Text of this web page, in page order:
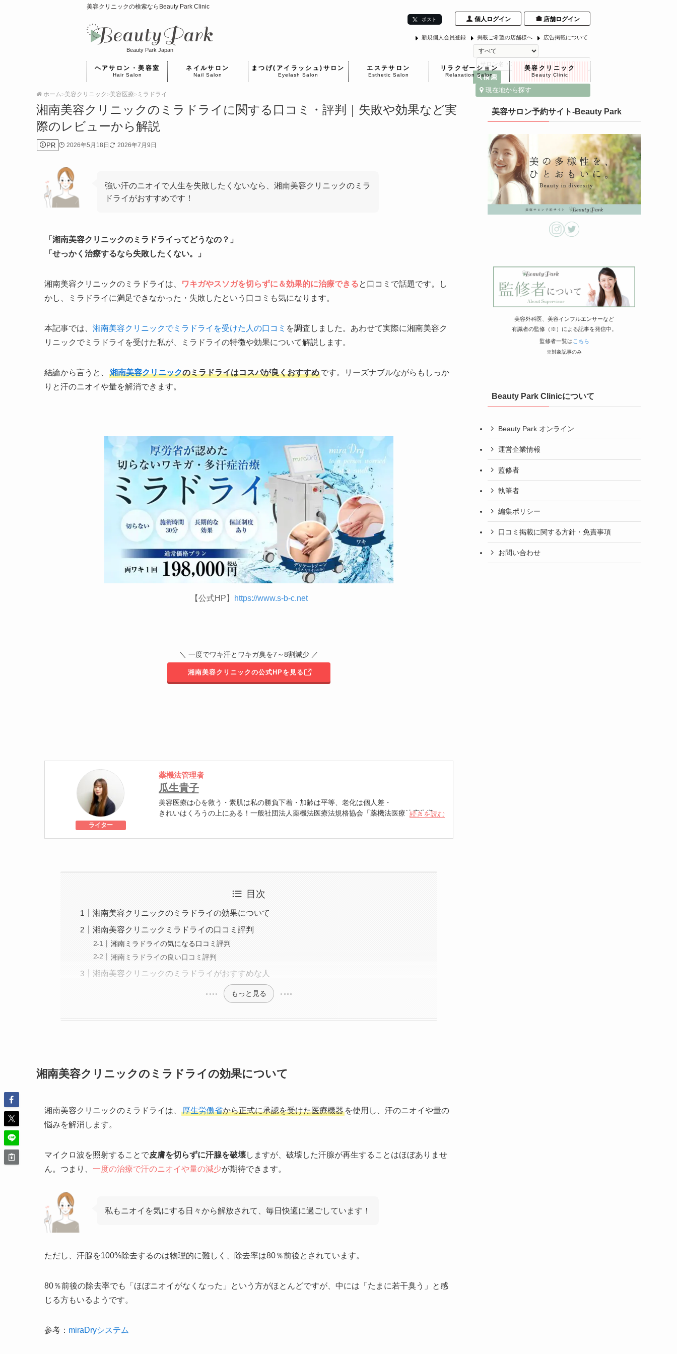
美容クリニックの検索ならBeauty Park Clinic
個人ログイン
店舗ログイン
Beauty Park Japan
ポスト
広告掲載について
掲載ご希望の店舗様へ
新規個人会員登録
現在地から探す
ヘアサロン・美容室
Hair Salon
ネイルサロン
Nail Salon
まつげ(アイラッシュ)サロン
Eyelash Salon
エステサロン
Esthetic Salon
リラクゼーション
Relaxation Salon
美容クリニック
Beauty Clinic
ホーム>美容クリニック >美容医療> ミラドライ
湘南美容クリニックのミラドライに関する口コミ・評判｜失敗や効果など実
際のレビューから解説
PR 2026年5月18日 2026年7月9日
強い汗のニオイで人生を失敗したくないなら、湘南美容クリニックのミラ
ドライがおすすめです！
「湘南美容クリニックのミラドライってどうなの？」
「せっかく治療するなら失敗したくない。」
湘南美容クリニックのミラドライは、 ワキガやスソガを切らずに＆効果的に治療できると口コミで話題です。し
かし、ミラドライに満足できなかった・失敗したという口コミも気になります。
本記事では、 湘南美容クリニックでミラドライを受けた人の口コミ を調査しました。あわせて実際に湘南美容ク
リニックでミラドライを受けた私が、ミラドライの特徴や効果について解説します。
結論から言うと、 湘南美容クリニックのミラドライはコスパが良くおすすめです。リーズナブルながらもしっか
りと汗のニオイや量を解消できます。
【公式HP】 https://www.s-b-c.net
＼ 一度でワキ汗とワキガ臭を7～8割減少 ／
湘南美容クリニックの公式HPを見る
ライター
薬機法管理者
瓜生貴子
美容医療は心を救う・素肌は私の勝負下着・加齢は平等、老化は個人差・
きれいはくろうの上にある！一般社団法人薬機法医療法規格協会「薬機法医療法広告遵守
続きを読む
目次
湘南美容クリニックのミラドライの効果について
湘南美容クリニックミラドライの口コミ評判
湘南ミラドライの気になる口コミ評判
湘南ミラドライの良い口コミ評判
湘南美容クリニックのミラドライがおすすめな人
もっと見る
湘南美容クリニックのミラドライの効果について
湘南美容クリニックのミラドライは、 厚生労働省から正式に承認を受けた医療機器 を使用し、汗のニオイや量の
悩みを解消します。
マイクロ波を照射することで皮膚を切らずに汗腺を破壊しますが、破壊した汗腺が再生することはほぼありませ
ん。つまり、 一度の治療で汗のニオイや量の減少が期待できます。
私もニオイを気にする日々から解放されて、毎日快適に過ごしています！
ただし、汗腺を100%除去するのは物理的に難しく、除去率は80％前後とされています。
80％前後の除去率でも「ほぼニオイがなくなった」という方がほとんどですが、中には「たまに若干臭う」と感
じる方もいるようです。
参考： miraDryシステム
美容サロン予約サイト-Beauty Park
美容外科医、美容インフルエンサーなど
有識者の監修（※）による記事を発信中。
監修者一覧は こちら
※対象記事のみ
Beauty Park Clinicについて
Beauty Park オンライン
運営企業情報
監修者
執筆者
編集ポリシー
口コミ掲載に関する方針・免責事項
お問い合わせ